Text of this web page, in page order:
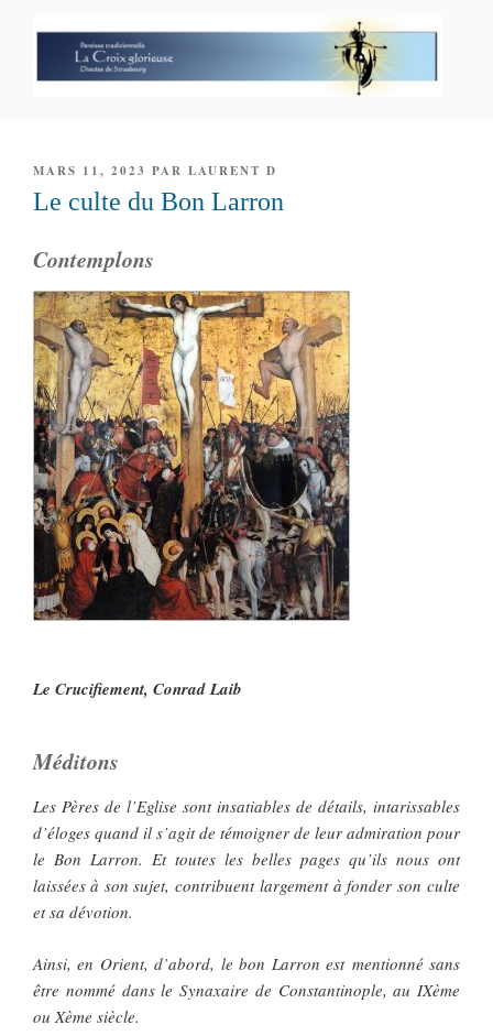
PUBLIÉ
LE
MARS 11, 2023 PAR LAURENT D
Le culte du Bon Larron
Contemplons
Le Crucifiement, Conrad Laib
Méditons
Les Pères de l’Eglise sont insatiables de détails, intarissables
d’éloges quand il s’agit de témoigner de leur admiration pour
le Bon Larron. Et toutes les belles pages qu’ils nous ont
laissées à son sujet, contribuent largement à fonder son culte
et sa dévotion.
Ainsi, en Orient, d’abord, le bon Larron est mentionné sans
être nommé dans le Synaxaire de Constantinople, au IXème
ou Xème siècle.